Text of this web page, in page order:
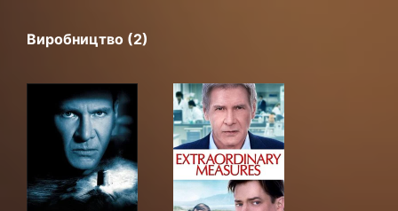
Виробництво (2)